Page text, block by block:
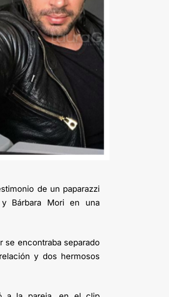
de un paparazzi
Bárbara Mori en una
se encontraba separado
y dos hermosos